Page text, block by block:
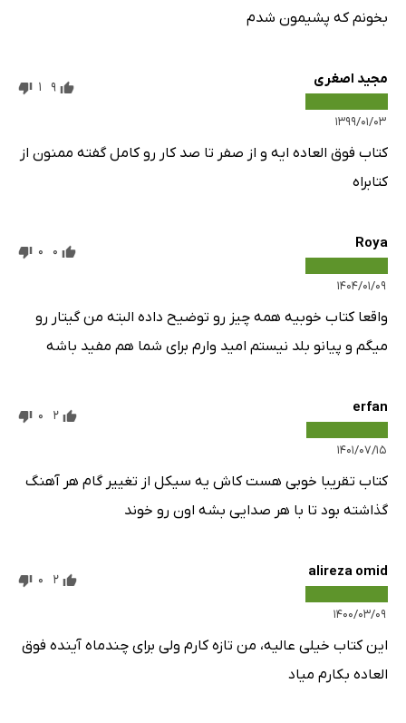
بخونم که پشیمون شدم
مجید اصغری
۱۳۹۹/۰۱/۰۳
9
1
کتاب فوق العاده ایه و از صفر تا صد کار رو کامل گفته ممنون از
کتابراه
Roya
۱۴۰۴/۰۱/۰۹
0
0
واقعا کتاب خوبیه همه چیز رو توضیح داده البته من گیتار رو
میگم و پیانو بلد نیستم امید وارم برای شما هم مفید باشه
erfan
۱۴۰۱/۰۷/۱۵
2
0
کتاب تقریبا خوبی هست کاش یه سیکل از تغییر گام هر آهنگ
گذاشته بود تا با هر صدایی بشه اون رو خوند
alireza omid
۱۴۰۰/۰۳/۰۹
2
0
این کتاب خیلی عالیه، من تازه کارم ولی برای چندماه آینده فوق
العاده بکارم میاد